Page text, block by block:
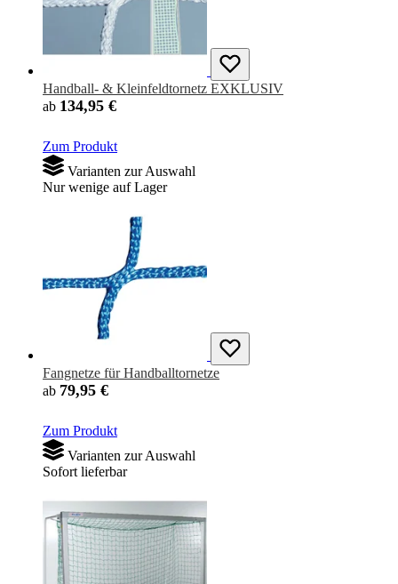
Handball- & Kleinfeldtornetz EXKLUSIV
ab 134,95 €
Zum Produkt
Varianten zur Auswahl
Nur wenige auf Lager
Fangnetze für Handballtornetze
ab 79,95 €
Zum Produkt
Varianten zur Auswahl
Sofort lieferbar